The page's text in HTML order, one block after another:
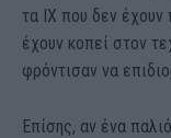
τα ΙΧ που δεν
έχουν κοπεί στον
φρόντισαν να
Επίσης, αν ένα